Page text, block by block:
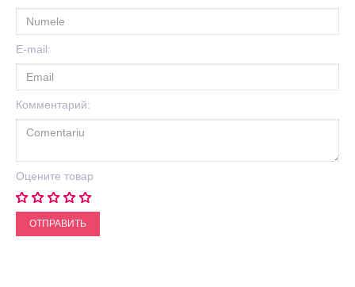
E-mail:
Комментарий:
Оцените товар
ОТПРАВИТЬ